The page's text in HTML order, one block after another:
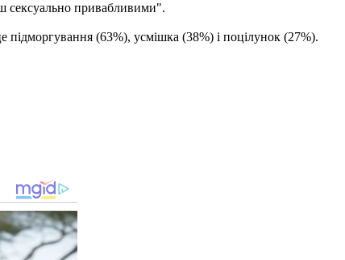
сексуально привабливими".
підморгування (63%), усмішка (38%) і поцілунок (27%).